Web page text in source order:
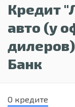
Кредит
авто (у
Банк
О кредите